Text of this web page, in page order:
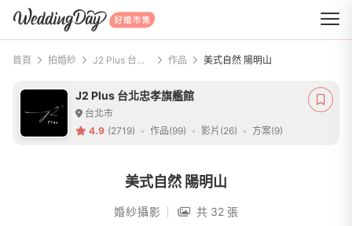
WeddingDay 好婚市集
首頁 拍婚紗 J2 Plus 台北忠孝旗艦館 作品 美式自然 陽明山
J2 Plus 台北忠孝旗艦館
台北市
4.9 (2719) 作品(99) 影片(26) 方案(9)
美式自然 陽明山
婚紗攝影 共 32 張